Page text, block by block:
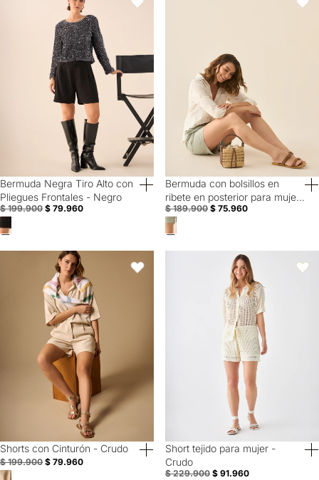
60% Off
Bermuda Negra Tiro Alto con
Pliegues Frontales - Negro
$ 199.900 $ 79.960
Favoritos
60% Off
Bermuda con bolsillos en
ribete en posterior para mujer
- Verde
$ 189.900 $ 75.960
Shorts con Cinturón - Crudo
60% Off
Shorts con Cinturón - Crudo
$ 199.900 $ 79.960
Favoritos
Short tejido para mujer - Crudo
60% Off
Short tejido para mujer -
Crudo
$ 229.900 $ 91.960